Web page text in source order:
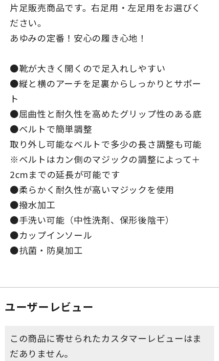
片足販売商品です。右足用・左足用をお選びく
ださい。
あゆみの定番！安心の履き心地！
●靴が大きく開くので足入れしやすい
●縦と横のアーチを足裏からしっかりとサポー
ト
●屈曲性と耐久性を高めたグリップ性のある底
●ベルトで簡単調整
取り外し可能なベルトで多少の長さ調整も可能
※ベルトはカン側のマジックの調整によって＋
2cmまでの延長が可能です
●柔らかく耐久性が高いマジックを使用
●撥水加工
●手洗い可能（中性洗剤、保形後陰干）
●カップインソール
●抗菌・防臭加工
ユーザーレビュー
この商品に寄せられたカスタマーレビューはま
だありません。